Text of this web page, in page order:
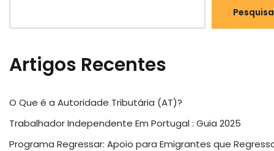
Artigos Recentes
O Que é a Autoridade Tributária (AT)?
Trabalhador Independente Em Portugal : Guia 2025
Programa Regressar: Apoio para Emigrantes que